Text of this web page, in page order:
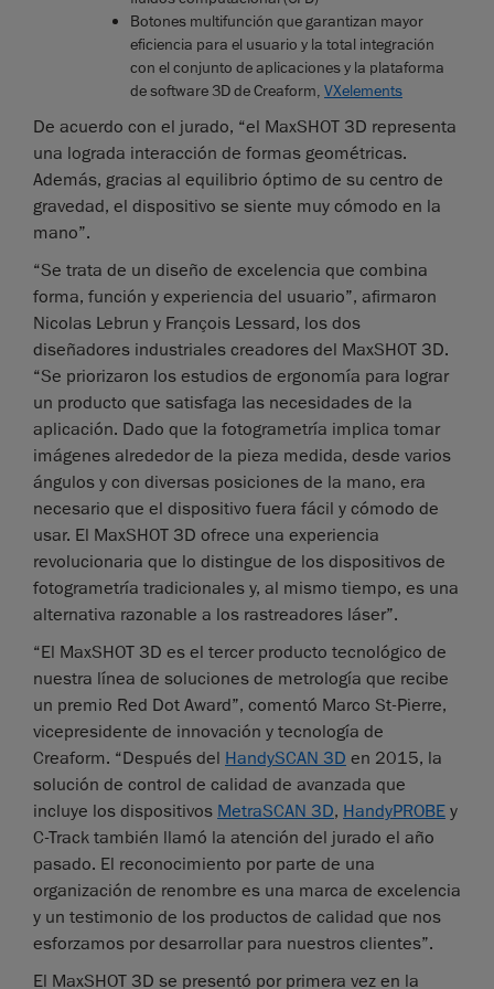
Botones multifunción que garantizan mayor
eficiencia para el usuario y la total integración
con el conjunto de aplicaciones y la plataforma
de software 3D de Creaform, VXelements
De acuerdo con el jurado, “el MaxSHOT 3D representa
una lograda interacción de formas geométricas.
Además, gracias al equilibrio óptimo de su centro de
gravedad, el dispositivo se siente muy cómodo en la
mano”.
“Se trata de un diseño de excelencia que combina
forma, función y experiencia del usuario”, afirmaron
Nicolas Lebrun y François Lessard, los dos
diseñadores industriales creadores del MaxSHOT 3D.
“Se priorizaron los estudios de ergonomía para lograr
un producto que satisfaga las necesidades de la
aplicación. Dado que la fotogrametría implica tomar
imágenes alrededor de la pieza medida, desde varios
ángulos y con diversas posiciones de la mano, era
necesario que el dispositivo fuera fácil y cómodo de
usar. El MaxSHOT 3D ofrece una experiencia
revolucionaria que lo distingue de los dispositivos de
fotogrametría tradicionales y, al mismo tiempo, es una
alternativa razonable a los rastreadores láser”.
“El MaxSHOT 3D es el tercer producto tecnológico de
nuestra línea de soluciones de metrología que recibe
un premio Red Dot Award”, comentó Marco St-Pierre,
vicepresidente de innovación y tecnología de
Creaform. “Después del HandySCAN 3D en 2015, la
solución de control de calidad de avanzada que
incluye los dispositivos MetraSCAN 3D, HandyPROBE y
C-Track también llamó la atención del jurado el año
pasado. El reconocimiento por parte de una
organización de renombre es una marca de excelencia
y un testimonio de los productos de calidad que nos
esforzamos por desarrollar para nuestros clientes”.
El MaxSHOT 3D se presentó por primera vez en la